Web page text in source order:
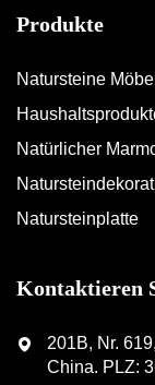
Produkte
Natursteine Möbel
Natürlicher
Natursteinplatte
Kontaktieren
201B, Nr.
China. PLZ: